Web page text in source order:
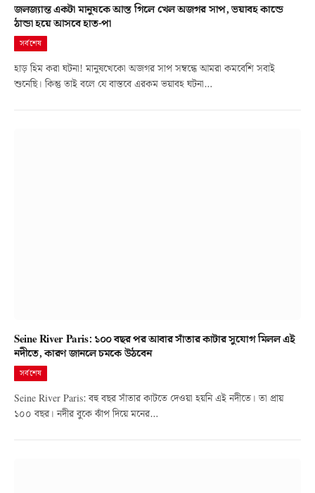
জলজ্যান্ত একটা মানুষকে আস্ত গিলে খেল অজগর সাপ, ভয়াবহ কান্ডে
ঠান্ডা হয়ে আসবে হাত-পা
সর্বশেষ
হাড় হিম করা ঘটনা! মানুষখেকো অজগর সাপ সম্বন্ধে আমরা কমবেশি সবাই
শুনেছি। কিন্তু তাই বলে যে বাস্তবে এরকম ভয়াবহ ঘটনা…
Seine River Paris: ১০০ বছর পর আবার সাঁতার কাটার সুযোগ মিলল এই
নদীতে, কারণ জানলে চমকে উঠবেন
সর্বশেষ
Seine River Paris: বহু বছর সাঁতার কাটতে দেওয়া হয়নি এই নদীতে। তা প্রায়
১০০ বছর। নদীর বুকে ঝাঁপ দিয়ে মনের…